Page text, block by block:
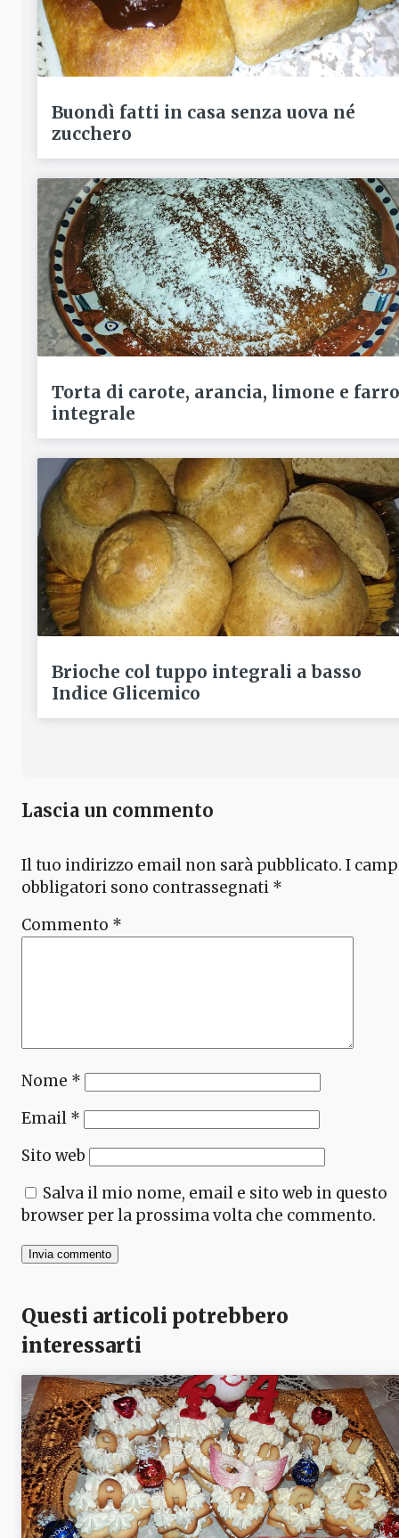
Buondì fatti in casa senza uova né
zucchero
Torta di carote, arancia, limone e farro
integrale
Brioche col tuppo integrali a basso
Indice Glicemico
Lascia un commento
Il tuo indirizzo email non sarà pubblicato. I
obbligatori sono contrassegnati *
Commento *
Nome *
Email *
Sito web
Salva il mio nome, email e sito web in questo
browser per la prossima volta che commento.
Questi articoli potrebbero
interessarti